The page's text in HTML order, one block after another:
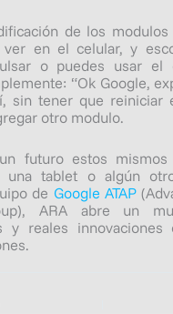
de los modulos
ver en el celular, y
o puedes usar el
“Ok Google,
sin tener que reiniciar
otro modulo.
futuro estos mismos
una tablet o algún
de Google ATAP(
, ARA abre un
y reales
.